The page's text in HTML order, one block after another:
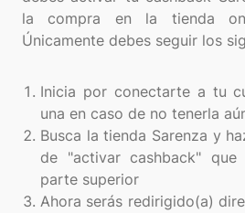
la compra en la tienda
Únicamente debes seguir los
Inicia por conectarte a tu
una en caso de no tenerla
Busca la tienda Sarenza y
de "activar cashback"
parte superior
Ahora serás redirigido(a)